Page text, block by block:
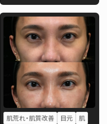
肌荒れ・肌質改善 目元
肌